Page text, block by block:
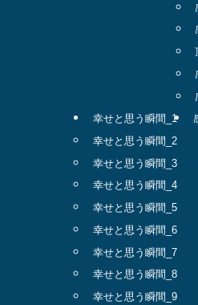
幸せと思う瞬間_1
幸せと思う瞬間_2
幸せと思う瞬間_3
幸せと思う瞬間_4
幸せと思う瞬間_5
幸せと思う瞬間_6
幸せと思う瞬間_7
幸せと思う瞬間_8
幸せと思う瞬間_9